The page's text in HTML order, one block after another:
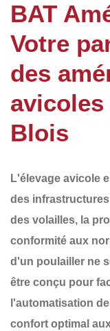
BAT
Votre
des
Blois
L'élevage avicole
des
des volailles, la
conformité aux
d'un poulailler ne
être conçu pour
l'automatisation
confort optimal